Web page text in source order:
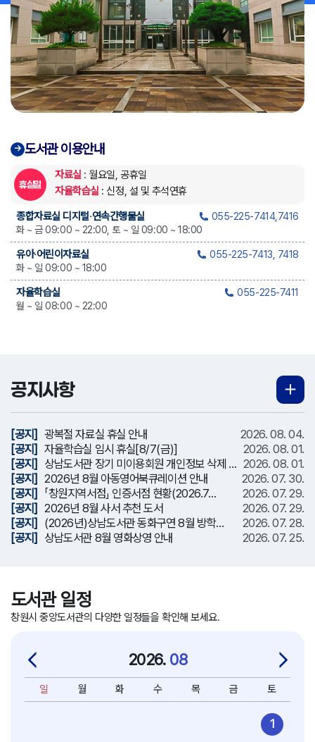
도서관 이용안내
휴실일
자료실 : 월요일, 공휴일
자율학습실 : 신정, 설 및 추석연휴
종합자료실 디지털‧연속간행물실
055-225-7414,7416
화 ~ 금 09:00 ~ 22:00, 토 ~ 일 09:00 ~ 18:00
유아‧어린이자료실
055-225-7413, 7418
화 ~ 일 09:00 ~ 18:00
자율학습실
055-225-7411
월 ~ 일 08:00 ~ 22:00
공지사항
[공지] 광복절 자료실 휴실 안내
2026. 08. 04.
[공지] 자율학습실 임시 휴실[8/7(금)]
2026. 08. 01.
[공지] 상남도서관 장기 미이용회원 개인정보 삭제 … 2026. 08. 01.
[공지] 2026년 8월 아동영어북큐레이션 안내
2026. 07. 30.
[공지] 「창원지역서점」 인증서점 현황(2026.7…
2026. 07. 29.
[공지] 2026년 8월 사서 추천 도서
2026. 07. 29.
[공지] (2026년)상남도서관 동화구연 8월 방학…
2026. 07. 28.
[공지] 상남도서관 8월 영화상영 안내 2026. 07. 25.
도서관 일정
창원시 중앙도서관의 다양한 일정들을 확인해 보세요.
2026.08
일 월 화 수 목 금 토
1